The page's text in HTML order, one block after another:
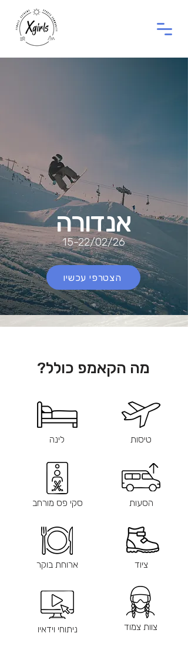
אנדורה
15-22/02/26
הצטרפי עכשיו
מה הקאמפ כולל?
לינה
סקי פס מורחב
ארוחת בוקר
ניתוחי וידאיו
טיסות
הסעות
ציוד
צוות צמוד